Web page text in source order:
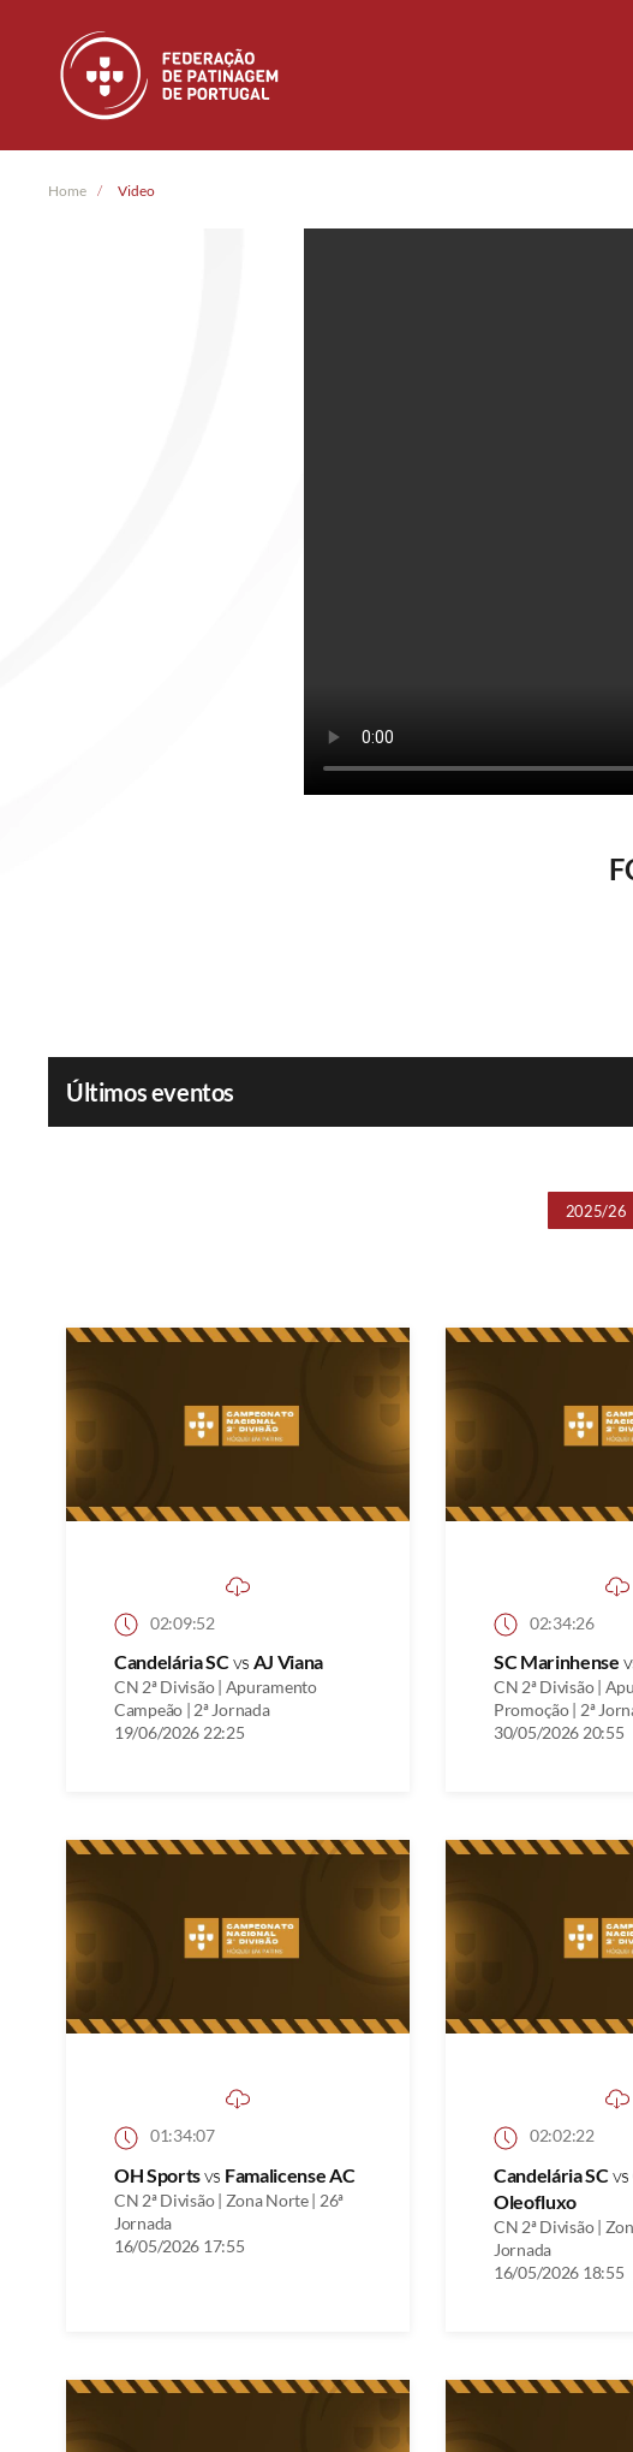
Skip to main content
Home Video
Últimos eventos
2025/26
02:09:52
Candelária SCvs AJ Viana
CN 2ª Divisão | Apuramento
Campeão | 2ª Jornada
19/06/2026 22:25
02:34:26
SC Marinhense
CN 2ª Divisão |
Promoção | 2ª
30/05/2026 20:55
01:34:07
OH Sportsvs Famalicense AC
CN 2ª Divisão | Zona Norte | 26ª
Jornada
16/05/2026 17:55
02:02:22
Candelária SCvs
Oleofluxo
CN 2ª Divisão |
Jornada
16/05/2026 18:55